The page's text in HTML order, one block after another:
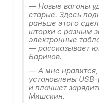
— Новые вагоны
старые. Здесь
раньше этого
шторки с разным
электронные
— рассказывает
Баринов.
— А мне нравится,
установлены
и планшет
Мишакин.